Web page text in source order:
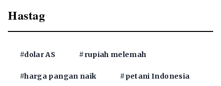
Hastag
#dolar AS #rupiah melemah
#harga pangan naik #petani Indonesia